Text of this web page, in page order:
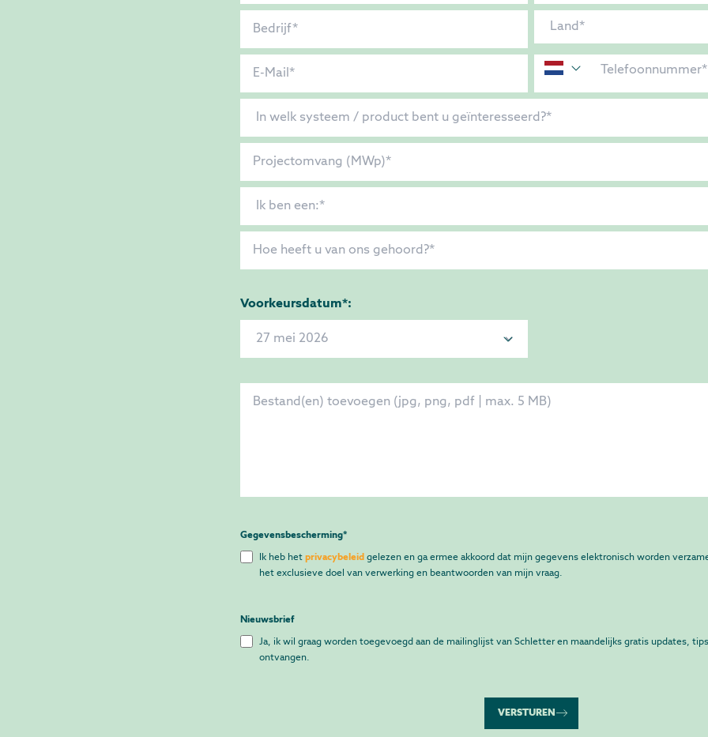
Voorkeursdatum*:
Gegevensbescherming*
Ik heb het privacybeleid gelezen en ga ermee akkoord dat mijn gegevens elektronisch worden
het exclusieve doel van verwerking en beantwoorden van mijn vraag.
Nieuwsbrief
Ja, ik wil graag worden toegevoegd aan de mailinglijst van Schletter en maandelijks gratis updates,
ontvangen.
VERSTUREN